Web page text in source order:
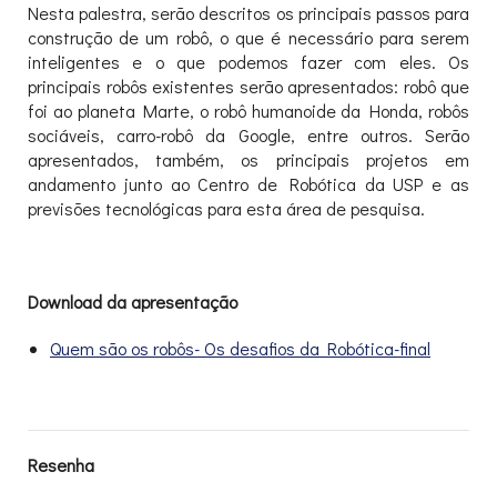
Nesta palestra, serão descritos os principais passos para
construção de um robô, o que é necessário para serem
inteligentes e o que podemos fazer com eles. Os
principais robôs existentes serão apresentados: robô que
foi ao planeta Marte, o robô humanoide da Honda, robôs
sociáveis, carro-robô da Google, entre outros. Serão
apresentados, também, os principais projetos em
andamento junto ao Centro de Robótica da USP e as
previsões tecnológicas para esta área de pesquisa.
Download da apresentação
Quem são os robôs- Os desafios da Robótica-final
Resenha